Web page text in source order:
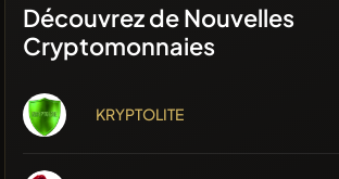
Découvrez de Nouvelles
Cryptomonnaies
KRYPTOLITE